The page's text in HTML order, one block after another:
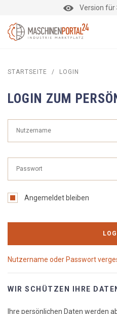
Version für
STARTSEITE / LOGIN
LOGIN ZUM
Angemeldet bleiben
Nutzername oder Passwort
WIR SCHÜTZEN IHRE
Ihre persönlichen Daten werden